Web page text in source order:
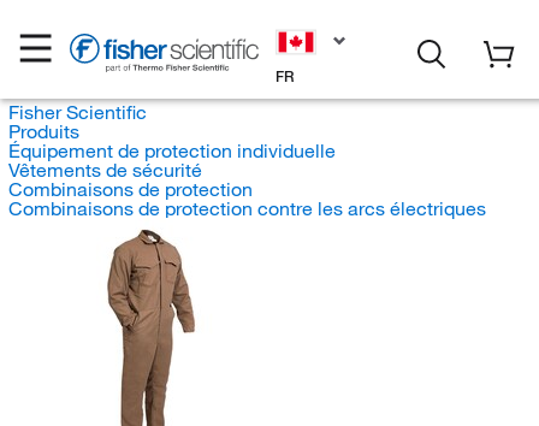
FR
Fisher Scientific
Produits
Équipement de protection individuelle
Vêtements de sécurité
Combinaisons de protection
Combinaisons de protection contre les arcs électriques